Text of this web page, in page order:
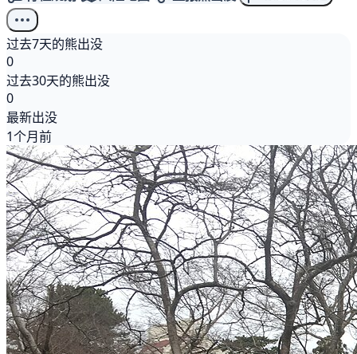
过去7天的熊出没
0
过去30天的熊出没
0
最新出没
1个月前